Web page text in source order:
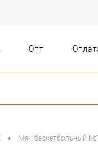
Опт
• Мяч баскетбольный